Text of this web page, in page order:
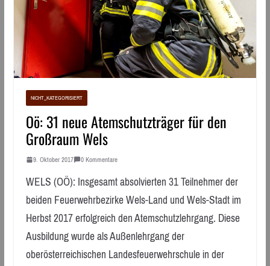
NICHT_KATEGORISIERT
Oö: 31 neue Atemschutzträger für den
Großraum Wels
9. Oktober 2017 0 Kommentare
WELS (OÖ): Insgesamt absolvierten 31 Teilnehmer der
beiden Feuerwehrbezirke Wels-Land und Wels-Stadt im
Herbst 2017 erfolgreich den Atemschutzlehrgang. Diese
Ausbildung wurde als Außenlehrgang der
oberösterreichischen Landesfeuerwehrschule in der